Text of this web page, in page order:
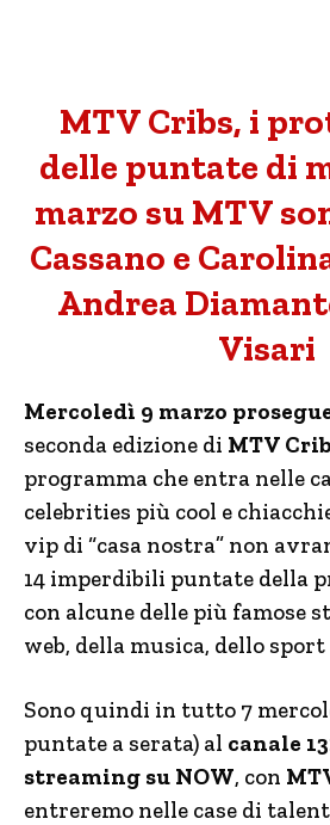
MTV Cribs, i
delle puntate di
marzo su MTV
Cassano e
Andrea
Visari
Mercoledì 9 marzo
seconda edizione di MTV
programma che entra nelle
celebrities più cool e
vip di “casa nostra” non
14 imperdibili puntate della
con alcune delle più famose
web, della musica, dello sport
Sono quindi in tutto 7
puntate a serata) al canale
streaming su NOW, con
entreremo nelle case di